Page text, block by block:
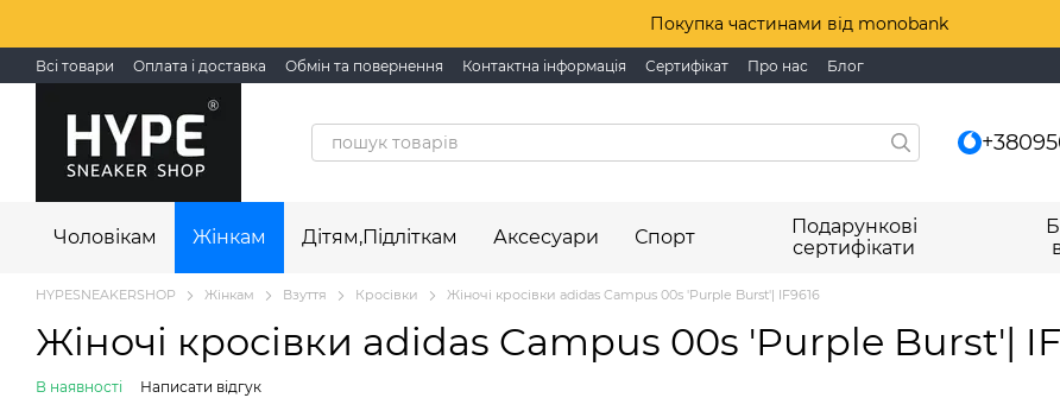
Покупка частинами від monobank
Всі товари Оплата і доставка Обмін та повернення Контактна інформація Сертифікат Про нас Блог
Чоловікам Жінкам Дітям,Підліткам Аксесуари Спорт
Подарункові
сертифікати
HYPESNEAKERSHOP Жінкам Взуття Кросівки Жіночі кросівки adidas Campus 00s 'Purple Burst'| IF9616
Жіночі кросівки adidas Campus 00s 'Purple Burst'|
В наявності Написати відгук